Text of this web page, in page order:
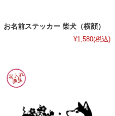
お名前ステッカー 柴犬（横顔）
¥1,580(税込)